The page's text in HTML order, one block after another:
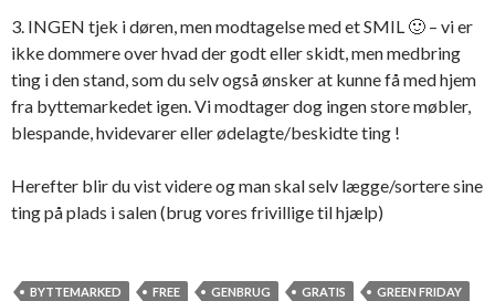
3. INGEN tjek i døren, men modtagelse med et SMIL 🙂 – vi er
ikke dommere over hvad der godt eller skidt, men medbring
ting i den stand, som du selv også ønsker at kunne få med hjem
fra byttemarkedet igen. Vi modtager dog ingen store møbler,
blespande, hvidevarer eller ødelagte/beskidte ting !
Herefter blir du vist videre og man skal selv lægge/sortere sine
ting på plads i salen (brug vores frivillige til hjælp)
BYTTEMARKED FREE GENBRUG GRATIS
GREEN FRIDAY